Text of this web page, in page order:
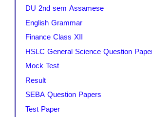
DU 2nd sem Assamese
English Grammar
Finance Class XII
HSLC General Science Question
Mock Test
Result
SEBA Question Papers
Test Paper